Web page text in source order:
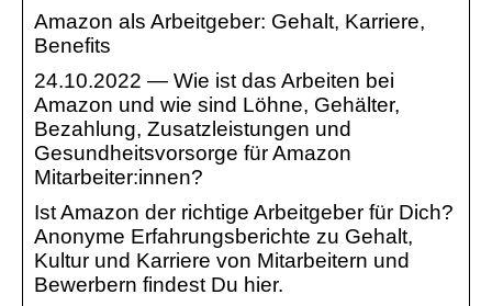
Amazon als Arbeitgeber: Gehalt, Karriere,
Benefits
24.10.2022 — Wie ist das Arbeiten bei
Amazon und wie sind Löhne, Gehälter,
Bezahlung, Zusatzleistungen und
Gesundheitsvorsorge für Amazon
Mitarbeiter:innen?
Ist Amazon der richtige Arbeitgeber für Dich?
Anonyme Erfahrungsberichte zu Gehalt,
Kultur und Karriere von Mitarbeitern und
Bewerbern findest Du hier.